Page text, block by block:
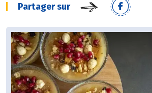
Partager sur